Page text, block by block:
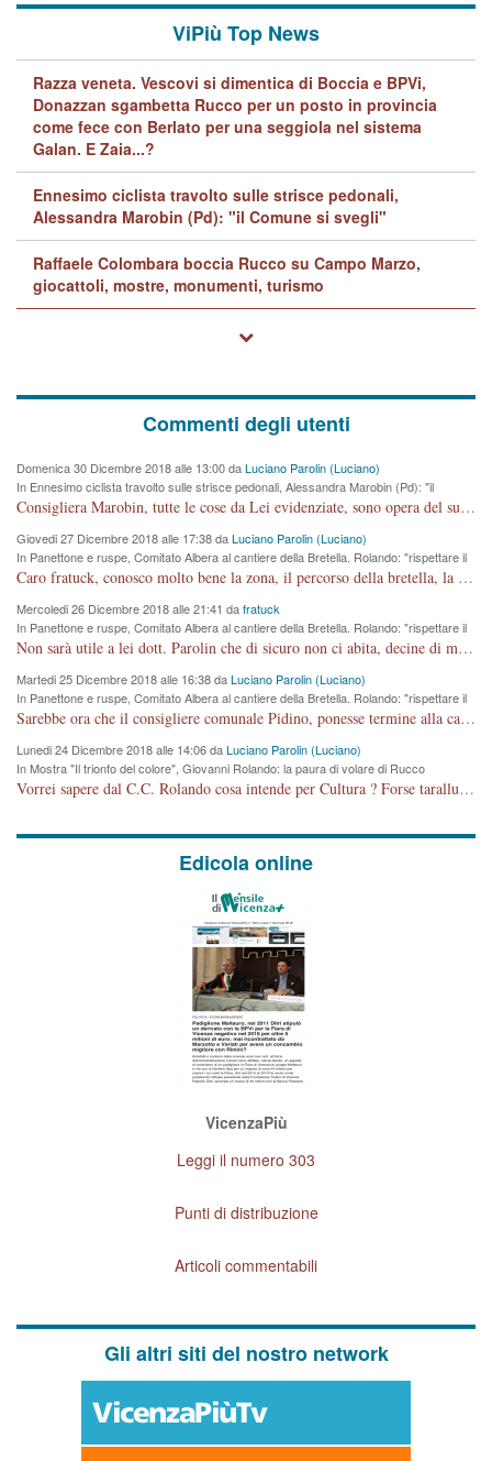
ViPiù Top News
Razza veneta. Vescovi si dimentica di Boccia e BPVi,
Donazzan sgambetta Rucco per un posto in provincia
come fece con Berlato per una seggiola nel sistema
Galan. E Zaia...?
Ennesimo ciclista travolto sulle strisce pedonali,
Alessandra Marobin (Pd): "il Comune si svegli"
Raffaele Colombara boccia Rucco su Campo Marzo,
giocattoli, mostre, monumenti, turismo
Commenti degli utenti
Domenica 30 Dicembre 2018 alle 13:00 daLuciano Parolin (Luciano)
In Ennesimo ciclista travolto sulle strisce pedonali, Alessandra Marobin (Pd): "il
Comune si svegli"
Consigliera Marobin, tutte le cose da Lei evidenziate, sono opera del suo ex Assessore e compagno di Partito Antonio Marco Dalla Pozza Assessore alla "progettazione" di piste ciclabili e altre porcherie. A lui manderei il conto da saldare per incidenti e danni alle persone. E' ora che "finiamola." Avete perso rassegnatevi. qui IL SINDACO RUCCO NON C'ENTRA PER NIENTE. CAPITO!!!!!!!! Amen.
Giovedi 27 Dicembre 2018 alle 17:38 daLuciano Parolin (Luciano)
In Panettone e ruspe, Comitato Albera al cantiere della Bretella. Rolando: "rispettare il
cronoprogramma"
Caro fratuck, conosco molto bene la zona, il percorso della bretella, la situazione dei cittadini, abito in Viale Trento. A partire dal 2003 ho partecipato al Comitato di Maddalene pro bretella, e a riunioni propositive per apportare modifiche al progetto. Numerose mie foto del territorio sono arrivate a Roma, altri miei interventi (non graditi dalla Sx) sono stati pubblicati dal GdV, assieme ad altri come Ciro Asproso, ora favorevole alla bretella. Ho partecipato alla raccolta firme per la chiusura della strada x 5 giorni eseguita dal Sindaco Hullwech per sforamento 180 Micro/g. Pertanto come impegno per la tematica sono apposto con la coscienza. Ora il Progetto è partito, fine! Voglio dire che la nuova Giunta "comunale" non c'entra più. L'opera sarà "malauguratamente" eseguita, ma non con il mio placet. Il Consigliere Comunale dovrebbe capire che la campagna elettorale è finita, con buona pace di tutti. Quello che invece dovrebbe interessare è la proprietà della strada, dall'uscita autostradale Ovest, sino alla Rotatoria dell'Albara, vi sono tre possessori: Autostrade SpA; La Provincia, il Comune. Come la mettiamo per il futuro ? I costi, da 50 sono saliti a 100 milioni di € come dire 20 milioni a KM (!) da non credere. Comunque si farà. Ma nessuno canti Vittoria, anzi meglio non farne un ulteriore fatto "partitico" per questioni elettorali o di seggio. Se mi manda la sua mail, sono disponibile ad inviare i documenti e le foto sopra descritte. Con ossequi, Luciano Parolin
Mercoledi 26 Dicembre 2018 alle 21:41 dafratuck
In Panettone e ruspe, Comitato Albera al cantiere della Bretella. Rolando: "rispettare il
cronoprogramma"
Non sarà utile a lei dott. Parolin che di sicuro non ci abita, decine di migliaia di TIR, automobili e padroncini che passano quotidianamente per una strada appena rotabile, non è più possibile stendere i panni, attraversare la strada senza rischiare la morte, le case stanno crepando, i tempi sono cambiati e la bretella non passerà assolutamente per maddalene (ma cosa sta a dire?!), dia invece responsabilità a chi ha costruito tagliando la strada che doveva invece terminare a isola vicentina e non al moracchino lasciando Motta di Costabissara ancora in panne di traffico. I tempi sono cambiati dottore e se l'anagrafe della vita stagna nell'essere umano impressioni conservatrici, la società non le considera perchè va avanti, si industrializza e ha bisogno di infrastrutture e di sviluppo. Ultima considerazione, se è geloso di Rolando perchè vede in lui solo campagne politiche mentre si difendono i SOLI diritti dei cittadini, la preghiamo faccia considerazioni più appropriate. Saluti e complimenti per i suoi scritti.
Martedi 25 Dicembre 2018 alle 16:38 daLuciano Parolin (Luciano)
In Panettone e ruspe, Comitato Albera al cantiere della Bretella. Rolando: "rispettare il
cronoprogramma"
Sarebbe ora che il consigliere comunale Pidino, ponesse termine alla campagna elettorale nel territorio del suo seggio Villaggio del Sole. La tiraca è iniziata, distruggerà 6 km di prateria ovest della città, ricca di fonti e sorgenti d'acqua. I cittadini di Maddalene non avranno più Pace la notte. Molta colpa per la costruzione di questa Strada è proprio del signor Rolando,dei suoi gazebo mobili e che vuol far passare questa opera VANDALICA come progetto "utile" a chi ? Non è cosa seria sig. Rolando!
Lunedi 24 Dicembre 2018 alle 14:06 daLuciano Parolin (Luciano)
In Mostra "Il trionfo del colore", Giovanni Rolando: la paura di volare di Rucco
Vorrei sapere dal C.C. Rolando cosa intende per Cultura ? Forse tarallucci, vino e sagre, o spaghetti tricolori del PD ? Il continuo (s)parlare della mostra a Palazzo Chiericati caro consigliere DANNEGGIA FORTEMENTE l'immagine della città TUTTA e fa deviare i consensi che in RUSSIA (badi bene ex U.R.S.S.) sono ECCELLENTI. A livello artistico l'evento è di alta Valenza culturale, COMPITO di Tutta la Cittadinanza fare il possibile per propagandare l'iniziativa senza farne UN CASO PARTITICO come fa Lei da sempre. Meno Gazebo + Partecipazione! E così sia. Amen.
Edicola online
VicenzaPiù
Leggi il numero 303
Punti di distribuzione
Articoli commentabili
Gli altri siti del nostro network